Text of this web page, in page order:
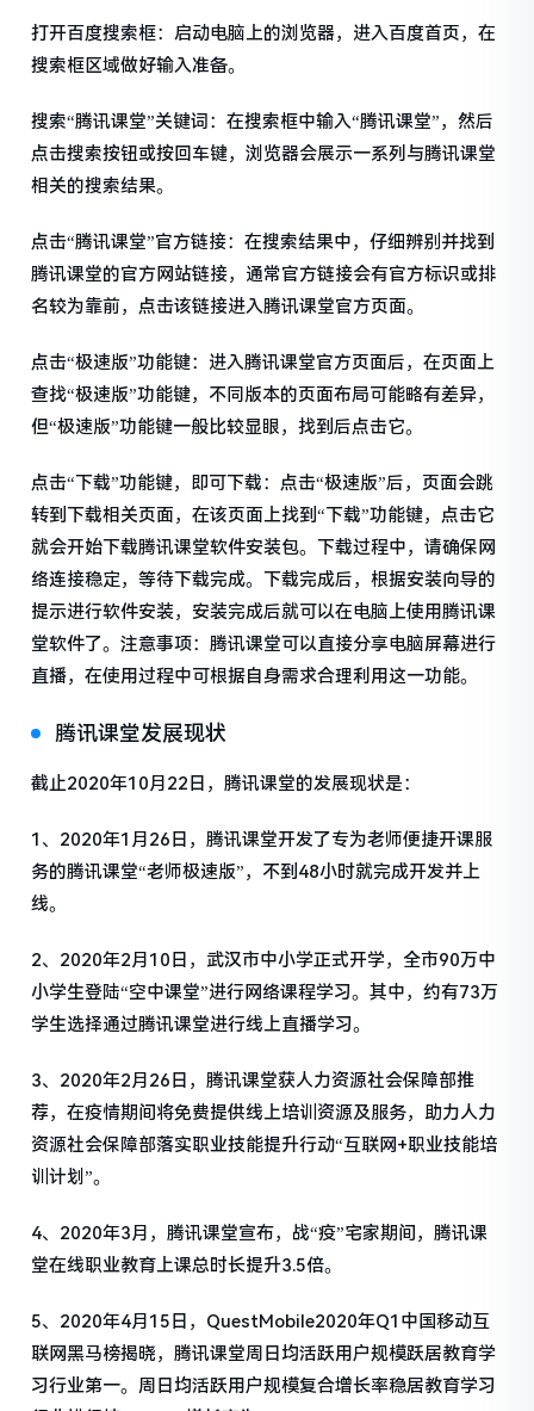
打开百度搜索框：启动电脑上的浏览器，进入百度首页，在
搜索框区域做好输入准备。
搜索“腾讯课堂”关键词：在搜索框中输入“腾讯课堂”，然后
点击搜索按钮或按回车键，浏览器会展示一系列与腾讯课堂
相关的搜索结果。
点击“腾讯课堂”官方链接：在搜索结果中，仔细辨别并找到
腾讯课堂的官方网站链接，通常官方链接会有官方标识或排
名较为靠前，点击该链接进入腾讯课堂官方页面。
点击“极速版”功能键：进入腾讯课堂官方页面后，在页面上
查找“极速版”功能键，不同版本的页面布局可能略有差异，
但“极速版”功能键一般比较显眼，找到后点击它。
点击“下载”功能键，即可下载：点击“极速版”后，页面会跳
转到下载相关页面，在该页面上找到“下载”功能键，点击它
就会开始下载腾讯课堂软件安装包。下载过程中，请确保网
络连接稳定，等待下载完成。下载完成后，根据安装向导的
提示进行软件安装，安装完成后就可以在电脑上使用腾讯课
堂软件了。注意事项：腾讯课堂可以直接分享电脑屏幕进行
直播，在使用过程中可根据自身需求合理利用这一功能。
腾讯课堂发展现状
截止2020年10月22日，腾讯课堂的发展现状是：
1、2020年1月26日，腾讯课堂开发了专为老师便捷开课服
务的腾讯课堂“老师极速版”，不到48小时就完成开发并上
线。
2、2020年2月10日，武汉市中小学正式开学，全市90万中
小学生登陆“空中课堂”进行网络课程学习。其中，约有73万
学生选择通过腾讯课堂进行线上直播学习。
3、2020年2月26日，腾讯课堂获人力资源社会保障部推
荐，在疫情期间将免费提供线上培训资源及服务，助力人力
资源社会保障部落实职业技能提升行动“互联网+职业技能培
训计划”。
4、2020年3月，腾讯课堂宣布，战“疫”宅家期间，腾讯课
堂在线职业教育上课总时长提升3.5倍。
5、2020年4月15日，QuestMobile2020年Q1中国移动互
联网黑马榜揭晓，腾讯课堂周日均活跃用户规模跃居教育学
习行业第一。周日均活跃用户规模复合增长率稳居教育学习